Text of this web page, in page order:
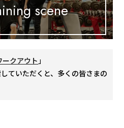
scene
クアウト」
ていただくと、多くの皆さまの